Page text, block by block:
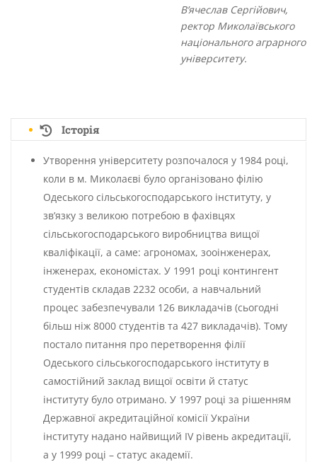
В’ячеслав Сергійович,
ректор Миколаївського
національного аграрного
університету.
Історія
Утворення університету розпочалося у 1984 році,
коли в м. Миколаєві було організовано філію
Одеського сільськогосподарського інституту, у
зв’язку з великою потребою в фахівцях
сільськогосподарського виробництва вищої
кваліфікації, а саме: агрономах, зооінженерах,
інженерах, економістах. У 1991 році контингент
студентів складав 2232 особи, а навчальний
процес забезпечували 126 викладачів (сьогодні
більш ніж 8000 студентів та 427 викладачів). Тому
постало питання про перетворення філії
Одеського сільськогосподарського інституту в
самостійний заклад вищої освіти й статус
інституту було отримано. У 1997 році за рішенням
Державної акредитаційної комісії України
інституту надано найвищий ІV рівень акредитації,
а у 1999 році – статус академії.